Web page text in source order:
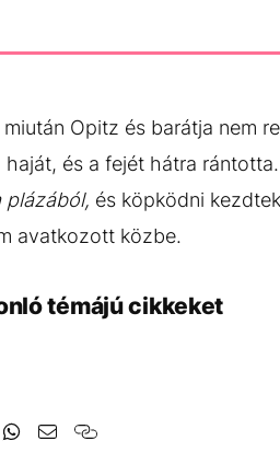
Opitz és barátja nem
és a fejét hátra
plázából, és köpködni
avatkozott közbe.
témájú cikkeket